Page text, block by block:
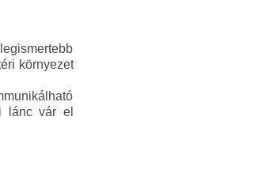
környezet
lánc vár el